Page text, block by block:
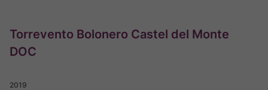
Torrevento Bolonero Castel del Monte
DOC
2019